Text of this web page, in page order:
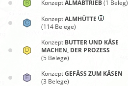
KonzeptALMABTRIEB(1 Beleg)
KonzeptALMHÜTTE
(114 Belege)
Konzept BUTTER UND KÄSE
MACHEN, DER PROZESS
(5 Belege)
KonzeptGEFÄSS ZUM KÄSEN
(3 Belege)